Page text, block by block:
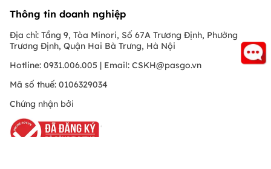
Thông tin doanh nghiệp
Địa chỉ: Tầng 9, Tòa Minori, Số 67A Trương Định, Phường
Trương Định, Quận Hai Bà Trưng, Hà Nội
Hotline: 0931.006.005 | Email: CSKH@pasgo.vn
Mã số thuế: 0106329034
Chứng nhận bởi